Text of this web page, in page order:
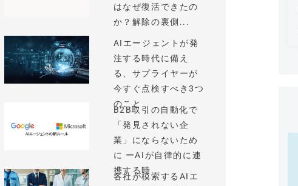
はなぜ復活できたの
か？解除の裏側...
AIエージェントが発
注する時代に備え
る、サプライヤーが
今すぐ点検すべき3つ
のこと
B2B取引の自動化で
「発見されない企
業」にならないため
に ーAIが自律的に連
携する時...
各社が模索するAIエ